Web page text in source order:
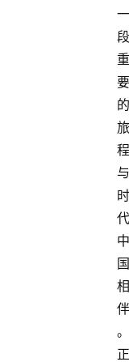
一
段
重
要
的
旅
程
与
时
代
中
国
相
伴
。
正